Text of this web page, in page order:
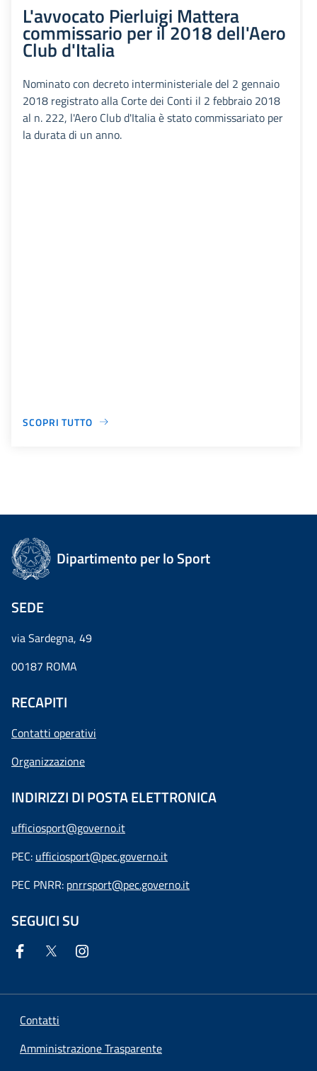
L'avvocato Pierluigi Mattera
commissario per il 2018 dell'Aero
Club d'Italia
Nominato con decreto interministeriale del 2 gennaio
2018 registrato alla Corte dei Conti il 2 febbraio 2018
al n. 222, l'Aero Club d'Italia è stato commissariato per
la durata di un anno.
SCOPRI TUTTO
Dipartimento per lo Sport
SEDE
via Sardegna, 49
00187 ROMA
RECAPITI
Contatti operativi
Organizzazione
INDIRIZZI DI POSTA ELETTRONICA
ufficiosport@governo.it
PEC: ufficiosport@pec.governo.it
PEC PNRR: pnrrsport@pec.governo.it
SEGUICI SU
Contatti
Amministrazione Trasparente